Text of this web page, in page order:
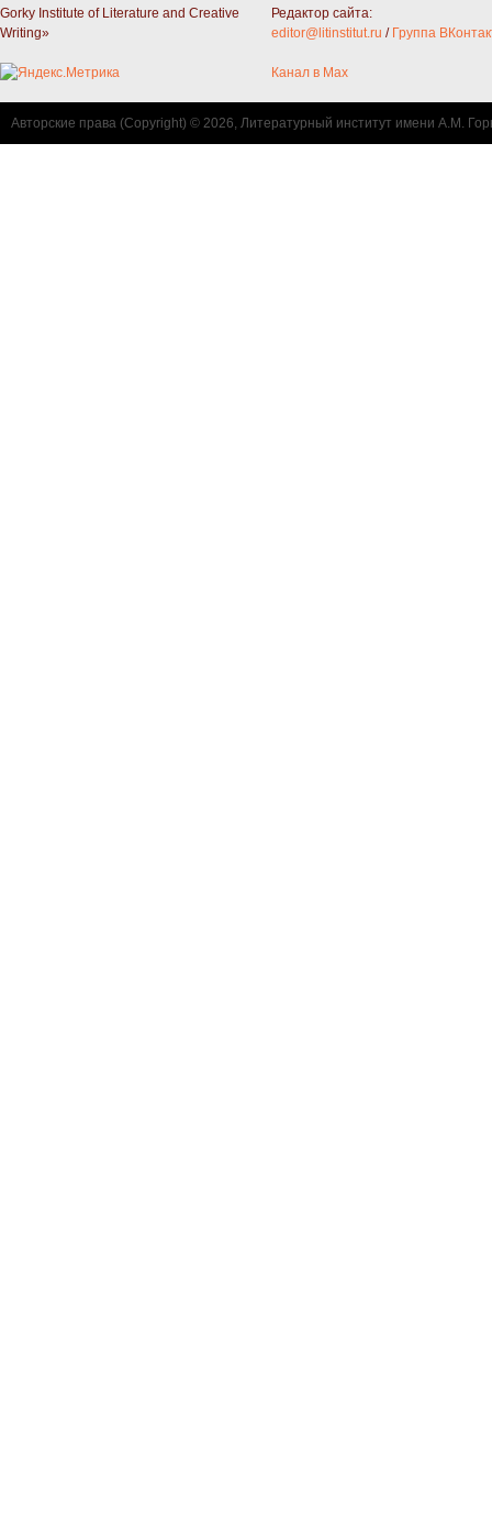
Gorky Institute of Literature and Creative
Writing»
Редактор сайта:
editor@litinstitut.ru / Группа
Канал в Max
Авторские права (Copyright) © 2026, Литературный институт имени А.М.